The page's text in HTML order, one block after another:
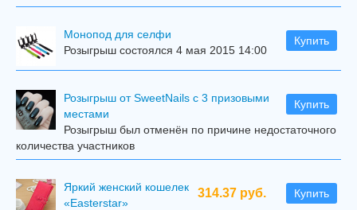
Купить
Mонопод для селфи
Розыгрыш состоялся 4 мая 2015 14:00
Купить
Розыгрыш от SweetNails с 3 призовыми
местами
Розыгрыш был отменён по причине недостаточного
количества участников
314.37 руб. Купить
Яркий женский кошелек
«Easterstar»